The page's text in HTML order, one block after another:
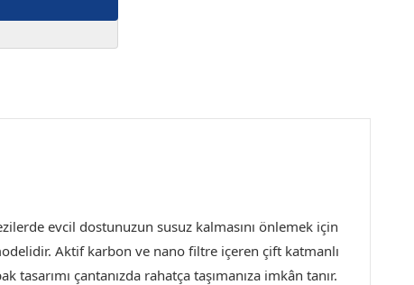
evcil dostunuzun susuz kalmasını önlemek için
Aktif karbon ve nano filtre içeren çift katmanlı
çantanızda rahatça taşımanıza imkân tanır.